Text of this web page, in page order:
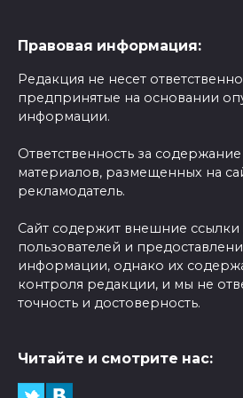
Правовая информация:
Редакция не несет
предпринятые на основании
информации.
Ответственность за
материалов, размещенных на
рекламодатель.
Сайт содержит внешние ссылки
пользователей и
информации, однако их
контроля редакции, и мы не
точность и достоверность.
Читайте и смотрите нас: